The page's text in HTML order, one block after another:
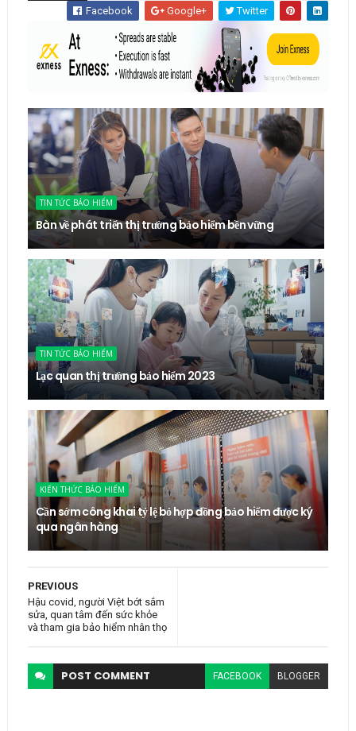
Facebook Google+ Twitter
TIN TỨC BẢO HIỂM
Bàn về phát triển thị trường bảo hiểm bền vững
TIN TỨC BẢO HIỂM
Lạc quan thị trường bảo hiểm 2023
KIẾN THỨC BẢO HIỂM
Cần sớm công khai tỷ lệ bỏ hợp đồng bảo hiểm được ký
qua ngân hàng
PREVIOUS
Hậu covid, người Việt bớt sắm
sửa, quan tâm đến sức khỏe
và tham gia bảo hiểm nhân thọ
POST COMMENT FACEBOOK BLOGGER